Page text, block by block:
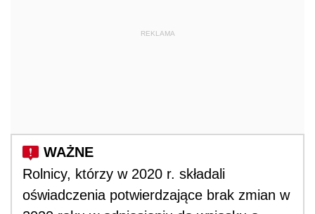
REKLAMA
Rolnicy, którzy w 2020 r. składali
oświadczenia potwierdzające brak zmian w